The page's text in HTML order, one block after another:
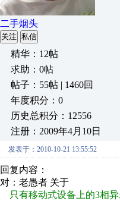
二手烟头
关注 私信
精华：12帖
求助：0帖
帖子：55帖 | 1460回
年度积分：0
历史总积分：12556
注册：2009年4月10日
发表于：2010-10-21 13:55:52
回复内容：
对：老愚者 关于
只有移动式设备上的3相异